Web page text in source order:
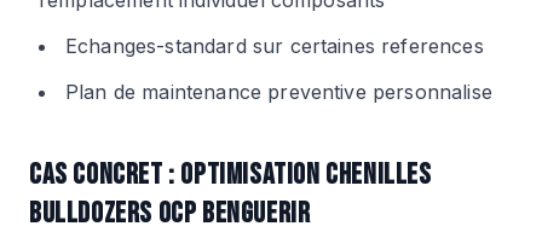
Echanges-standard sur certaines references
Plan de maintenance preventive personnalise
CAS CONCRET : OPTIMISATION CHENILLES
BULLDOZERS OCP BENGUERIR